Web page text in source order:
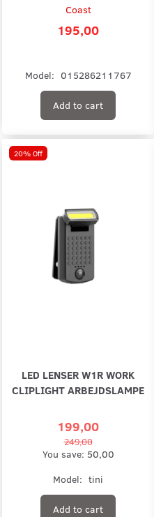
Coast
195,00
Model: 015286211767
Add to cart
20% Off
LED LENSER W1R WORK
CLIPLIGHT ARBEJDSLAMPE
199,00
249,00
You save: 50,00
Model: tini
Add to cart